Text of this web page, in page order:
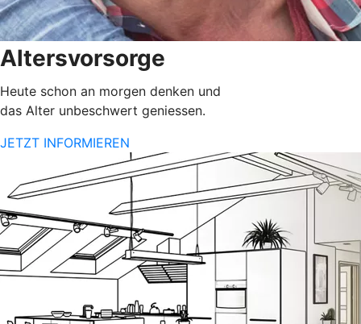
Altersvorsorge
Heute schon an morgen denken und
das Alter unbeschwert geniessen.
JETZT INFORMIEREN